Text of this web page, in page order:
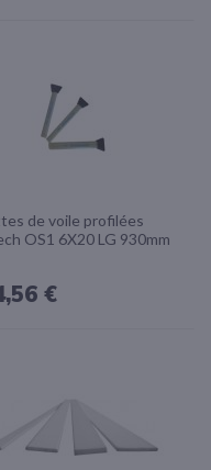
de voile profilées
OS1 6X20 LG 930mm
€